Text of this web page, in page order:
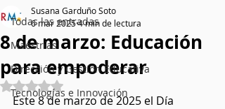
Todas las entradas
Maestrías
Dirección y Gestión Educativa
Tecnologías e Innovación
8 de marzo: Educación
para empoderar
Susana Garduño Soto
6 mar 20254 min de lectura
Obtuvo NaN de 5 estrellas.
Este 8 de marzo de 2025 el Día